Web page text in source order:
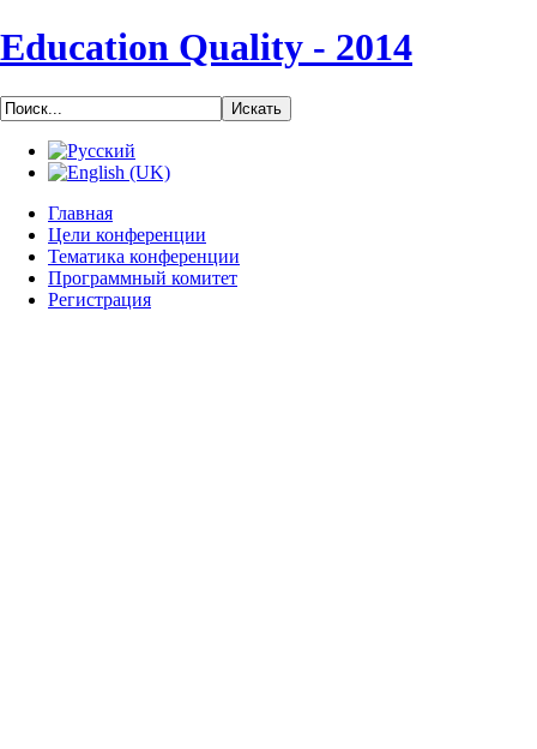
Education Quality - 2014
Главная
Цели конференции
Тематика конференции
Программный комитет
Регистрация